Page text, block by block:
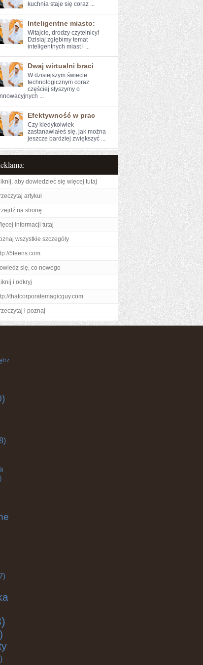
kuchnia staje się coraz ...
Inteligentne miasto:
Witajcie, drodzy czytelnicy!
Dzisiaj zgłębimy temat
inteligentnych‍ miast i ...
Dwaj wirtualni braci
W ​dzisiejszym świecie
technologicznym ​coraz⁢
częściej słyszymy o
...
Efektywność w prac
Czy kiedykolwiek
zastanawiałeś się, jak można
jeszcze bardziej⁣ zwiększyć ...
aby dowiedzieć się więcej tutaj
artykuł
na stronę
informacji tutaj
wszystkie szczegóły
5teens.com
się, co nowego
i odkryj
thatcorporatemagicguy.com
i poznaj